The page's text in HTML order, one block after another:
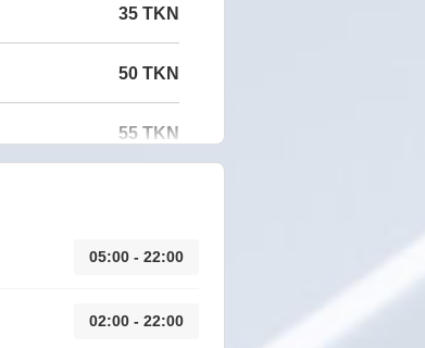
35 TKN
50 TKN
55 TKN
05:00 - 22:00
02:00 - 22:00